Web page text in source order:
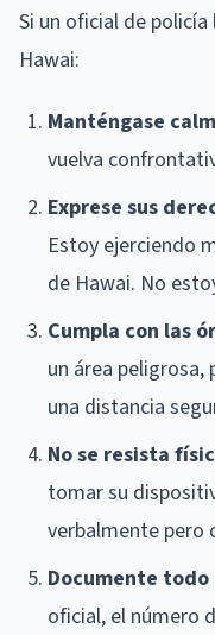
Si un oficial de
Hawai:
Manténgase
vuelva
Exprese sus
Estoy ejerciendo
de Hawai. No
Cumpla con las
un área
una distancia
No se resista
tomar su
verbalmente pero
Documente todo
oficial, el número